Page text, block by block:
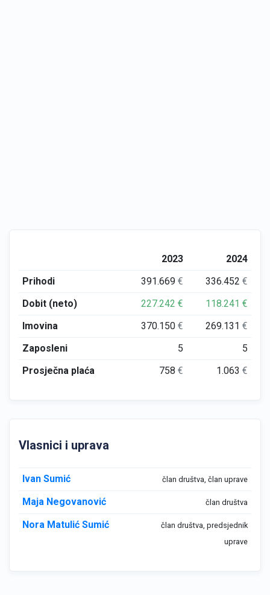
2023
2024
Prihodi
391.669€ 336.452€
Dobit (neto)
227.242€ 118.241€
Imovina
370.150€ 269.131€
Zaposleni
5
5
Prosječna plaća
758€ 1.063€
Vlasnici i uprava
Ivan Sumić član društva, član uprave
Maja Negovanović član društva
Nora Matulić Sumić
član društva, predsjednik
uprave